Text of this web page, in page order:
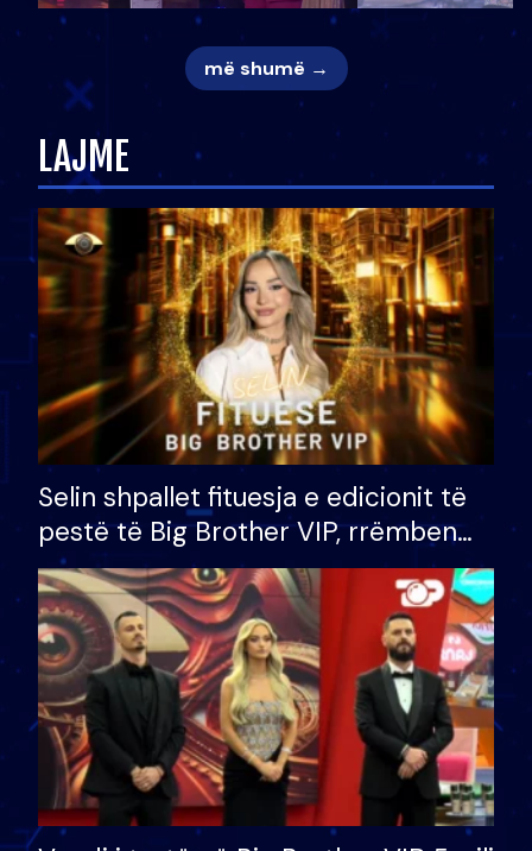
më shumë →
LAJME
Selin shpallet fituesja e edicionit të
pestë të Big Brother VIP, rrëmben
çmimin e madh prej 100 mijë eurosh